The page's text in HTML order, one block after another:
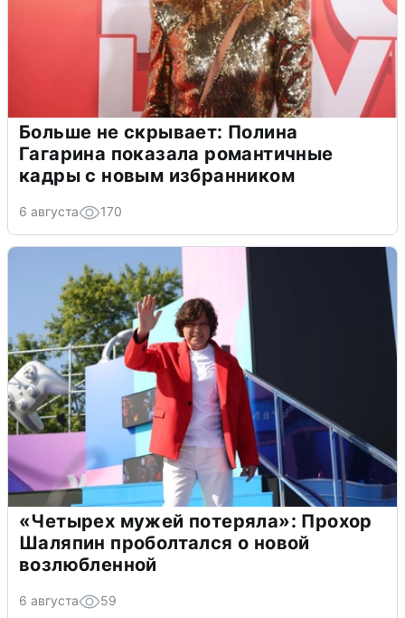
Больше не скрывает: Полина
Гагарина показала романтичные
кадры с новым избранником
6 августа 170
«Четырех мужей потеряла»: Прохор
Шаляпин проболтался о новой
возлюбленной
6 августа 59